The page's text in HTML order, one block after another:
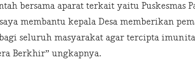
bersama aparat terkait yaitu Puskesmas
saya membantu kepala Desa memberikan
seluruh masyarakat agar tercipta
Berkhir” ungkapnya.